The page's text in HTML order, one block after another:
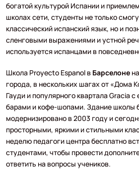
богатой культурой Испании и
школах сети, студенты не только
классический испанский язык, но и
сленговыми выражениями и устной
используется испанцами в
Школа Proyecto Espanol в Барселоне
города, в нескольких шагах от «Дома
Гауди и популярного квартала Gracia
барами и кофе-шопами. Здание школы
модернизировано в 2003 году и
просторными, яркими и стильными
неделю педагоги центра бесплатно
студентами, чтобы провести
ответить на вопросы учеников.